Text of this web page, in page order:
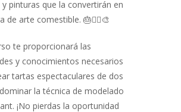
y pinturas que la convertirán en
de arte comestible. 🎂🧜‍♀️🎨
te proporcionará las
y conocimientos necesarios
tartas espectaculares de dos
la técnica de modelado
¡No pierdas la oportunidad